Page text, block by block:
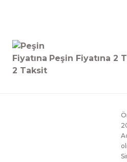
Peşin Fiyatına 2